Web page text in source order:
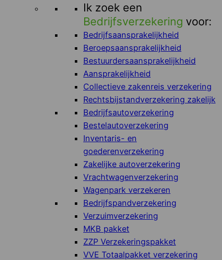
Ik zoek een
Bedrijfsverzekering voor:
Bedrijfsaansprakelijkheid
Beroepsaansprakelijkheid
Bestuurdersaansprakelijkheid
Aansprakelijkheid
Collectieve zakenreis verzekering
Rechtsbijstandverzekering zakelijk
Bedrijfsautoverzekering
Bestelautoverzekering
Inventaris- en
goederenverzekering
Zakelijke autoverzekering
Vrachtwagenverzekering
Wagenpark verzekeren
Bedrijfspandverzekering
Verzuimverzekering
MKB pakket
ZZP Verzekeringspakket
VVE Totaalpakket verzekering